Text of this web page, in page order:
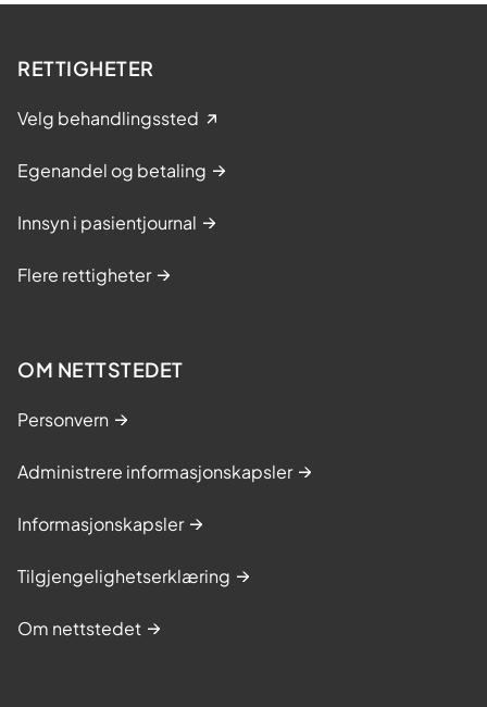
RETTIGHETER
Velg behandlingssted
Egenandel og betaling
Innsyn i pasientjournal
Flere rettigheter
OM NETTSTEDET
Personvern
Administrere informasjonskapsler
Informasjonskapsler
Tilgjengelighetserklæring
Om nettstedet